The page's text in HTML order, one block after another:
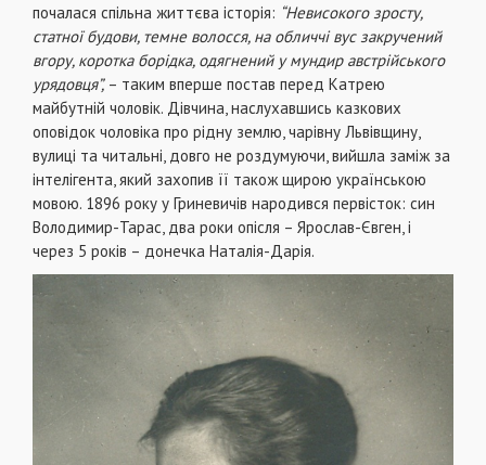
почалася спільна життєва історія: “Невисокого зросту,
статної будови, темне волосся, на обличчі вус закручений
вгору, коротка борідка, одягнений у мундир австрійського
урядовця”, – таким вперше постав перед Катрею
майбутній чоловік. Дівчина, наслухавшись казкових
оповідок чоловіка про рідну землю, чарівну Львівщину,
вулиці та читальні, довго не роздумуючи, вийшла заміж за
інтелігента, який захопив її також щирою українською
мовою. 1896 року у Гриневичів народився первісток: син
Володимир-Тарас, два роки опісля – Ярослав-Євген, і
через 5 років – донечка Наталія-Дарія.